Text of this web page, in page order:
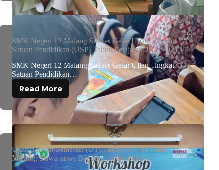
SMK Negeri 12 Malang Sukses Gelar Ujian Tingkat
Satuan Pendidikan (USP) Tahun Pelajaran 2023/2024
SMK Negeri 12 Malang Sukses Gelar Ujian Tingkat
Satuan Pendidikan…
Read More
Ujian Tengah Semester (UTS) di SMKN 12 Kota
Malang: Siswa-siswi Berjuang untuk Sukses